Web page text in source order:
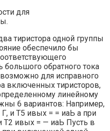
для
тиристора одной группы
обеспечило бы
большого обратного тока
для исправного
включенных тиристоров,
линейному
6 вариантов: Например,
и Т5 ивых = = иаЬ а при
Т2 ивых = — иаЬ Пусть в